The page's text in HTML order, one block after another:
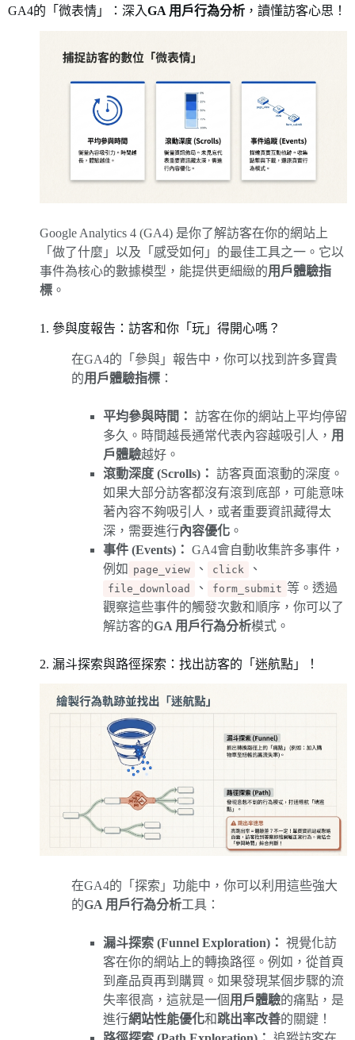
GA4的「微表情」：深入GA 用戶行為分析 ，讀懂訪客心思！
Google Analytics 4 (GA4) 是你了解訪客在你的網站上
「做了什麼」以及「感受如何」的最佳工具之一。它以
事件為核心的數據模型，能提供更細緻的用戶體驗指
標 。
1. 參與度報告：訪客和你「玩」得開心嗎？
在GA4的「參與」報告中，你可以找到許多寶貴
的用戶體驗指標 ：
平均參與時間： 訪客在你的網站上平均停留
多久。時間越長通常代表內容越吸引人， 用
戶體驗越好。
滾動深度 (Scrolls)： 訪客頁面滾動的深度。
如果大部分訪客都沒有滾到底部，可能意味
著內容不夠吸引人，或者重要資訊藏得太
深，需要進行內容優化 。
事件 (Events)： GA4會自動收集許多事件，
例如 page_view 、 click 、
file_download 、 form_submit 等。透過
觀察這些事件的觸發次數和順序，你可以了
解訪客的GA 用戶行為分析模式。
2. 漏斗探索與路徑探索：找出訪客的「迷航點」！
在GA4的「探索」功能中，你可以利用這些強大
的GA 用戶行為分析工具：
漏斗探索 (Funnel Exploration)： 視覺化訪
客在你的網站上的轉換路徑。例如，從首頁
到產品頁再到購買。如果發現某個步驟的流
失率很高，這就是一個 用戶體驗的痛點，是
進行網站性能優化和跳出率改善的關鍵！